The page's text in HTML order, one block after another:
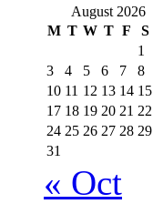
August 2026
M T W T F S
1
3
4 5 6 7 8
10 11 12 13 14 15
17 18 19 20 21 22
24 25 26 27 28 29
31
« Oct